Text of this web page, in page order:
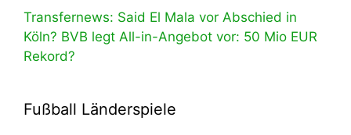
Transfernews: Said El Mala vor Abschied in
Köln? BVB legt All-in-Angebot vor: 50 Mio EUR
Rekord?
Fußball Länderspiele